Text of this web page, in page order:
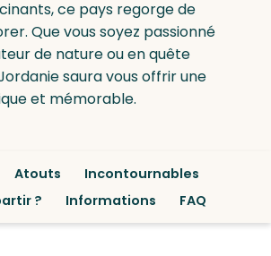
ce pays regorge de
Que vous soyez passionné
de nature ou en quête
saura vous offrir une
et mémorable.
Atouts
Incontournables
?
Informations FAQ